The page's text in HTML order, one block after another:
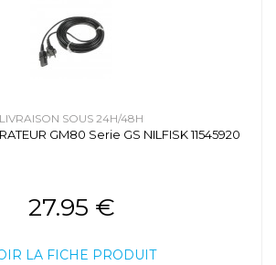
LIVRAISON SOUS 24H/48H
GM80 Serie GS NILFISK 11545920
27.95 €
LA FICHE PRODUIT